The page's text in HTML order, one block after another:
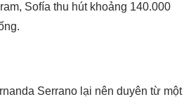
Sofía thu hút khoảng 140.000
Serrano lại nên duyên từ một